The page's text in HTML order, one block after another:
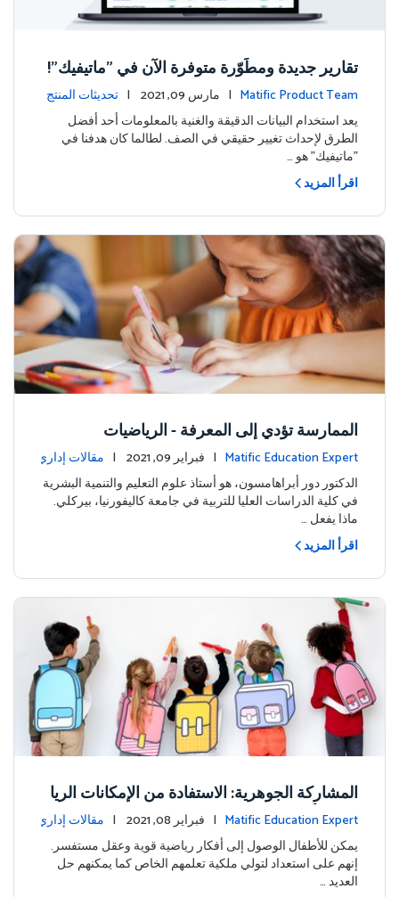
تقارير جديدة ومطَوّرة متوفرة الآن في "ماتيفيك"!
Matific Product Team | مارس 09, 2021 |
تحديثات المنتج
يعد استخدام البيانات الدقيقة والغنية بالمعلومات أحد أفضل
الطرق لإحداث تغيير حقيقي في الصف. لطالما كان هدفنا في
"ماتيفيك" هو …
اقرأ المزيد
الممارسة تؤدي إلى المعرفة - الرياضيات
Matific Education Expert | فبراير 09, 2021 | مقالات إداري
ة
الدكتور دور أبراهامسون، هو أستاذ علوم التعليم والتنمية البشرية
في كلية الدراسات العليا للتربية في جامعة كاليفورنيا، بيركلي.
ماذا يفعل …
اقرأ المزيد
المشاركة الجوهرية: الاستفادة من الإمكانات الريا
ضية للأطفال وعقلية التساؤل لديهم
Matific Education Expert | فبراير 08, 2021 | مقالات إداري
يمكن للأطفال الوصول إلى أفكار رياضية قوية وعقل مستفسر.
إنهم على استعداد لتولي ملكية تعلمهم الخاص كما يمكنهم حل
العديد …